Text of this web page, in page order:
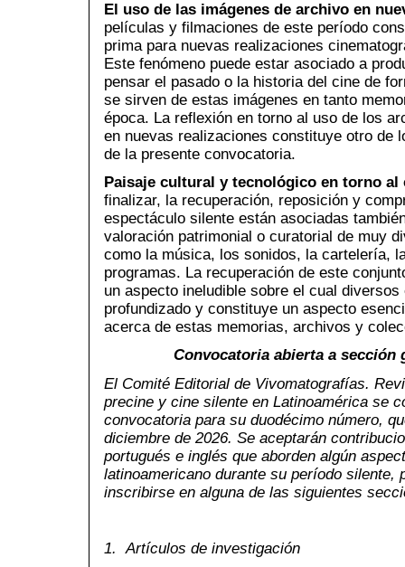
El uso de las imágenes de archivo en
películas y filmaciones de este período
prima para nuevas realizaciones
Este fenómeno puede estar asociado a
pensar el pasado o la historia del cine de
se sirven de estas imágenes en tanto
época. La reflexión en torno al uso de los
en nuevas realizaciones constituye otro de
de la presente convocatoria.
Paisaje cultural y tecnológico en torno al
finalizar, la recuperación, reposición y
espectáculo silente están asociadas
valoración patrimonial o curatorial de muy
como la música, los sonidos, la cartelería,
programas. La recuperación de este
un aspecto ineludible sobre el cual diversos
profundizado y constituye un aspecto
acerca de estas memorias, archivos y
Convocatoria abierta a sección
El Comité Editorial de Vivomatografías.
precine y cine silente en Latinoamérica se
convocatoria para su duodécimo número,
diciembre de 2026. Se aceptarán
portugués e inglés que aborden algún
latinoamericano durante su período silente,
inscribirse en alguna de las siguientes
1. Artículos de investigación